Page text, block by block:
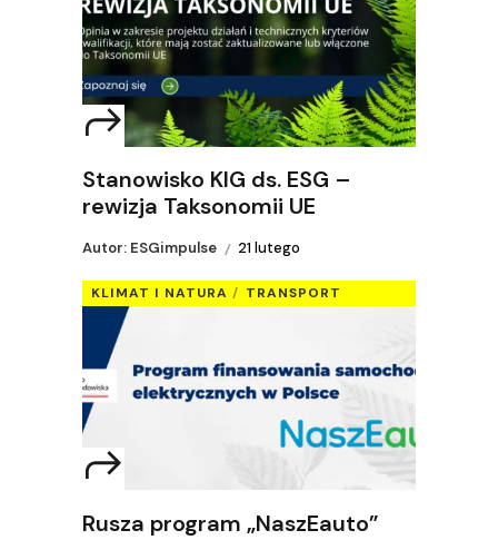
Stanowisko KIG ds. ESG –
rewizja Taksonomii UE
Autor: ESGimpulse 21 lutego
KLIMAT I NATURA TRANSPORT
Rusza program „NaszEauto”